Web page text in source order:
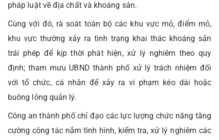
pháp luật về địa chất và khoáng sản.
Cùng với đó, rà soát toàn bộ các khu vực mỏ, điểm mỏ,
khu vực thường xảy ra tình trạng khai thác khoáng sản
trái phép để kịp thời phát hiện, xử lý nghiêm theo quy
định; tham mưu UBND thành phố xử lý trách nhiệm đối
với tổ chức, cá nhân để xảy ra vi phạm kéo dài hoặc
buông lỏng quản lý.
Công an thành phố chỉ đạo các lực lượng chức năng tăng
cường công tác nắm tình hình, kiểm tra, xử lý nghiêm các